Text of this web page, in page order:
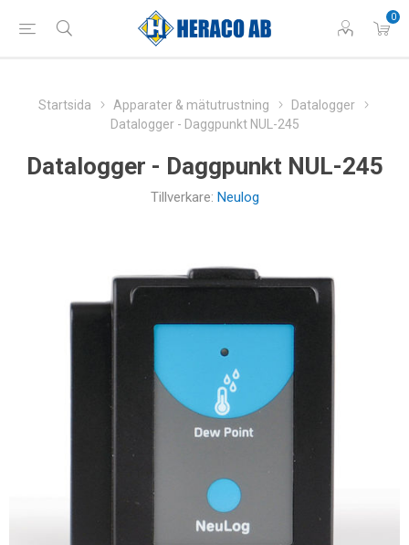
0
Startsida Apparater & mätutrustning
Datalogger
Datalogger - Daggpunkt NUL-245
Datalogger - Daggpunkt NUL-245
Tillverkare: Neulog